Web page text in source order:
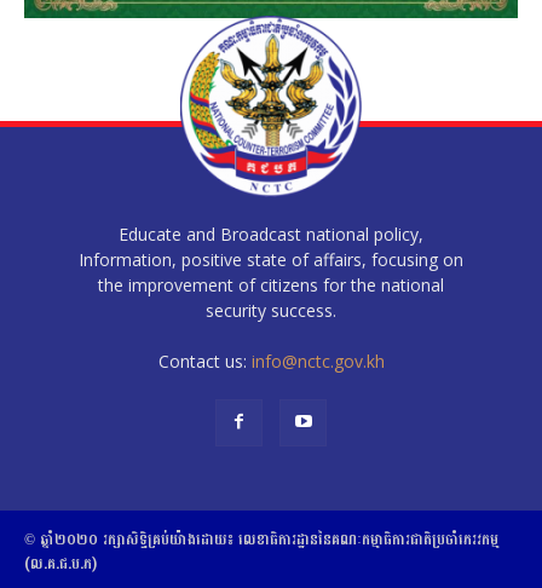
Educate and Broadcast national policy,
Information, positive state of affairs, focusing on
the improvement of citizens for the national
security success.
Contact us: info@nctc.gov.kh
© ឆ្នាំ២០២០​ ​រក្សាសិទ្ធិ​គ្រប់យ៉ាង​ដោយ​៖​ ​លេខាធិការដ្ឋាននៃគណៈកម្មាធិការជាតិប្រចាំភេរវកម្ម
(ល.គ.ជ.ប.ភ)